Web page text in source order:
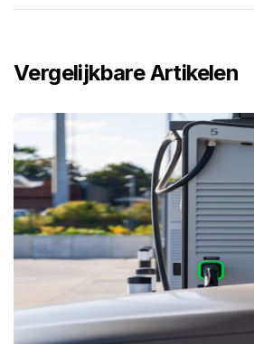
Vergelijkbare Artikelen